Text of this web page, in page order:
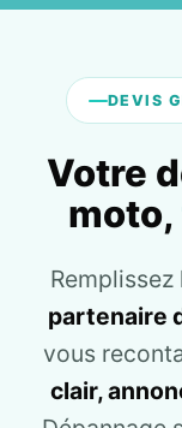
DEVIS
Votre
moto,
partenaire
vous
clair,